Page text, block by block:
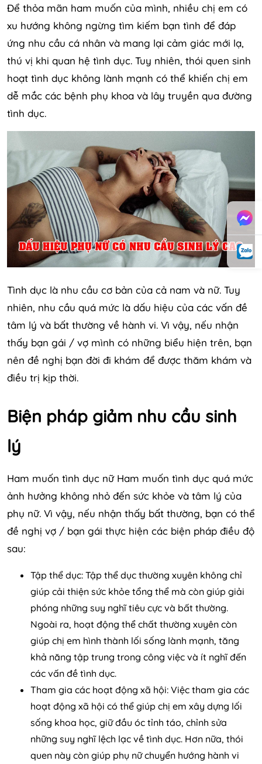
Để thỏa mãn ham muốn của mình, nhiều chị em có
xu hướng không ngừng tìm kiếm bạn tình để đáp
ứng nhu cầu cá nhân và mang lại cảm giác mới lạ,
thú vị khi quan hệ tình dục. Tuy nhiên, thói quen sinh
hoạt tình dục không lành mạnh có thể khiến chị em
dễ mắc các bệnh phụ khoa và lây truyền qua đường
tình dục.
Tình dục là nhu cầu cơ bản của cả nam và nữ. Tuy
nhiên, nhu cầu quá mức là dấu hiệu của các vấn đề
tâm lý và bất thường về hành vi. Vì vậy, nếu nhận
thấy bạn gái / vợ mình có những biểu hiện trên, bạn
nên đề nghị bạn đời đi khám để được thăm khám và
điều trị kịp thời.
Biện pháp giảm nhu cầu sinh
lý
Ham muốn tình dục nữ Ham muốn tình dục quá mức
ảnh hưởng không nhỏ đến sức khỏe và tâm lý của
phụ nữ. Vì vậy, nếu nhận thấy bất thường, bạn có thể
đề nghị vợ / bạn gái thực hiện các biện pháp điều độ
sau:
Tập thể dục: Tập thể dục thường xuyên không chỉ
giúp cải thiện sức khỏe tổng thể mà còn giúp giải
phóng những suy nghĩ tiêu cực và bất thường.
Ngoài ra, hoạt động thể chất thường xuyên còn
giúp chị em hình thành lối sống lành mạnh, tăng
khả năng tập trung trong công việc và ít nghĩ đến
các vấn đề tình dục.
Tham gia các hoạt động xã hội: Việc tham gia các
hoạt động xã hội có thể giúp chị em xây dựng lối
sống khoa học, giữ đầu óc tỉnh táo, chỉnh sửa
những suy nghĩ lệch lạc về tình dục. Hơn nữa, thói
quen này còn giúp phụ nữ chuyển hướng hành vi